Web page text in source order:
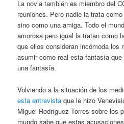
La novia también es miembro del
reuniones. Pero nadie la trata
sino como una amiga. Todo el
amorosa pero igual la tratan como
que ellos consideran incómoda los
asumir como real esta fantasía
una fantasía.
Volviendo a la situación de los
esta entrevista que le hizo
Miguel Rodríguez Torres sobre los
mundo sabe que estas